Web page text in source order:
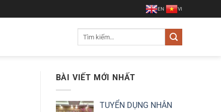
EN VI
BÀI VIẾT MỚI NHẤT
TUYỂN DỤNG NHÂN